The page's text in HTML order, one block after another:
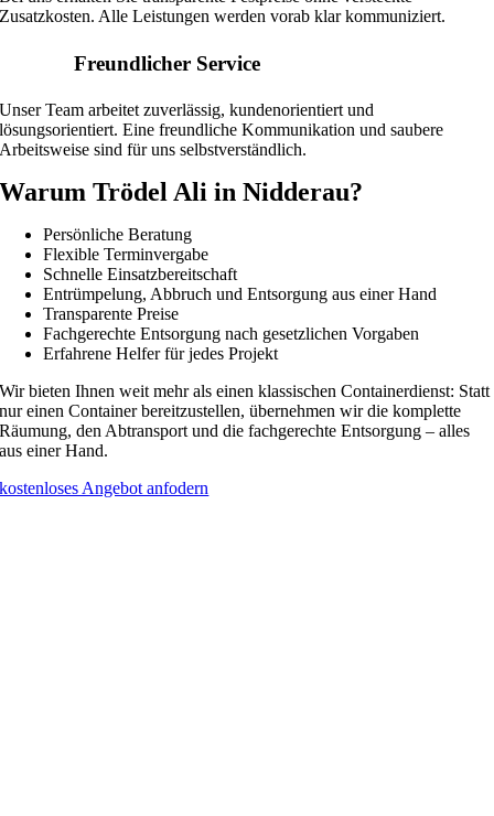
Zusatzkosten. Alle Leistungen werden vorab klar kommuniziert.
Freundlicher Service
Unser Team arbeitet zuverlässig, kundenorientiert und
lösungsorientiert. Eine freundliche Kommunikation und saubere
Arbeitsweise sind für uns selbstverständlich.
Warum Trödel Ali in Nidderau?
Persönliche Beratung
Flexible Terminvergabe
Schnelle Einsatzbereitschaft
Entrümpelung, Abbruch und Entsorgung aus einer Hand
Transparente Preise
Fachgerechte Entsorgung nach gesetzlichen Vorgaben
Erfahrene Helfer für jedes Projekt
Wir bieten Ihnen weit mehr als einen klassischen Containerdienst: Statt
nur einen Container bereitzustellen, übernehmen wir die komplette
Räumung, den Abtransport und die fachgerechte Entsorgung – alles
aus einer Hand.
kostenloses Angebot anfodern